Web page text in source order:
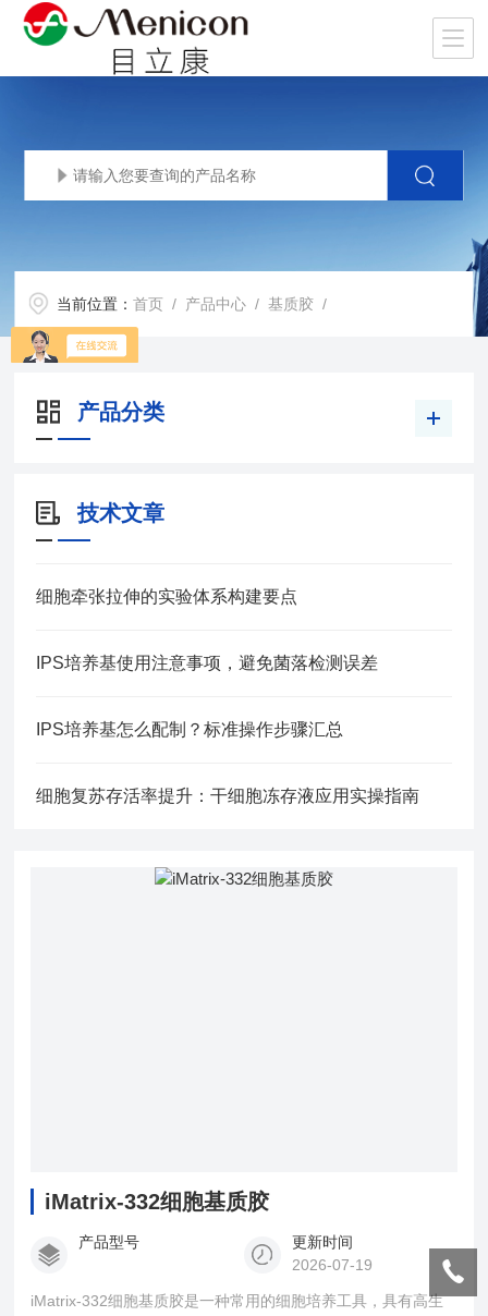
当前位置：首页 / 产品中心 /基质胶 /
产品分类
技术文章
细胞牵张拉伸的实验体系构建要点
IPS培养基使用注意事项，避免菌落检测误差
IPS培养基怎么配制？标准操作步骤汇总
细胞复苏存活率提升：干细胞冻存液应用实操指南
iMatrix-332细胞基质胶
产品型号
更新时间
2026-07-19
iMatrix-332细胞基质胶是一种常用的细胞培养工具，具有高生